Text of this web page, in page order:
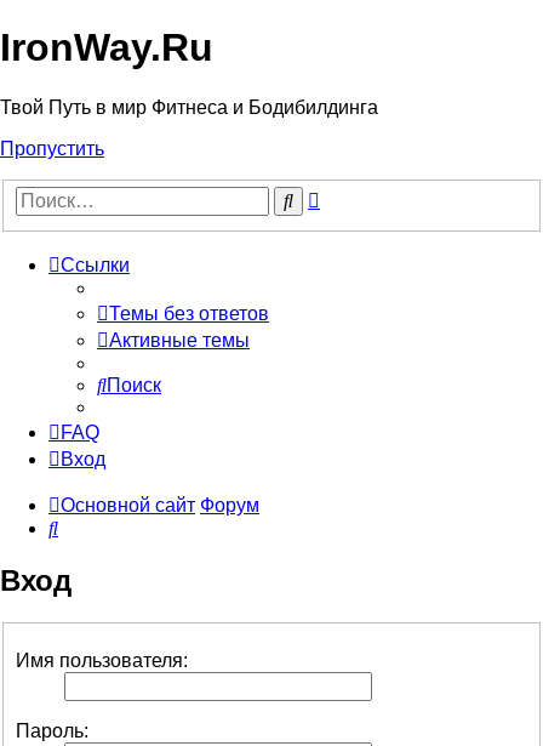
IronWay.Ru
Твой Путь в мир Фитнеса и Бодибилдинга
Пропустить
Поиск
Ссылки
Темы без ответов
Активные темы
Поиск
FAQ
Вход
Основной сайт Форум
Поиск
Вход
Имя пользователя:
Пароль: